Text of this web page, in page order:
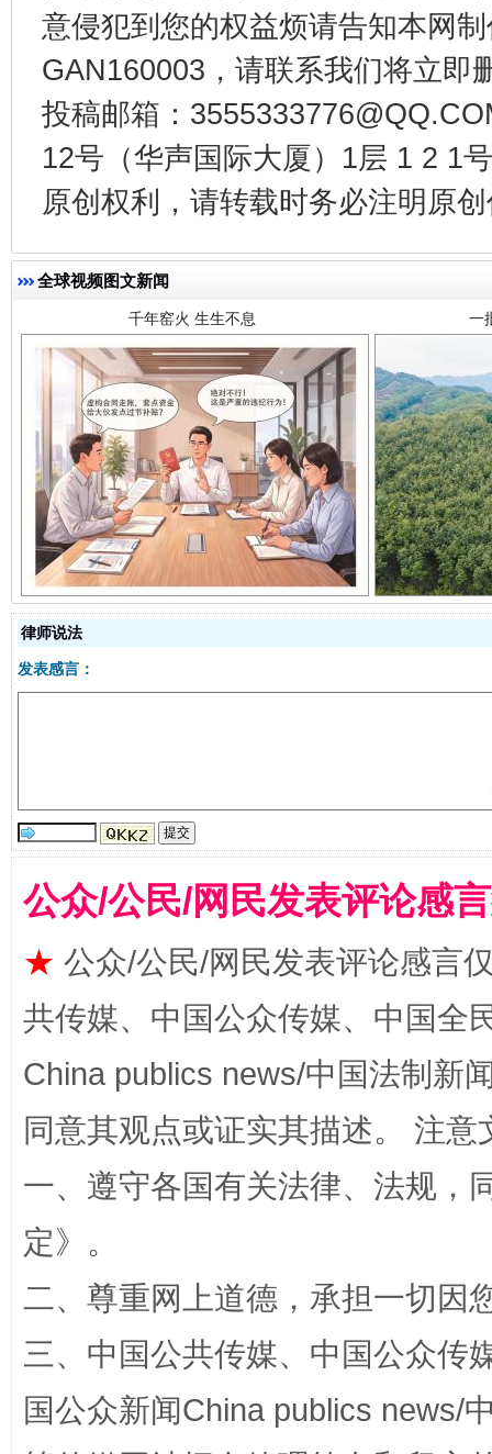
意侵犯到您的权益烦请告知本网
GAN160003，请联系我们将立即
投稿邮箱：
12号（华声国际大厦）1层 1 2 1
原创权利，请转载时务必注明原
全球视频图文新闻
千年窑火 生生不息
揭开“小金库”的免责幌子
阿坝州三大球赛在茂县开幕 规模
律师说法
发表感言：
公众/公民/网民发表评论感
★ 公众/公民/网民发表评论感言
共传媒、中国公众传媒、中国全
China publics news/中国法制新
同意其观点或证实其描述。 注
一、遵守各国有关法律、法规，
定》。
二、尊重网上道德，承担一切因
三、中国公共传媒、中国公众传
国公众新闻China publics news/